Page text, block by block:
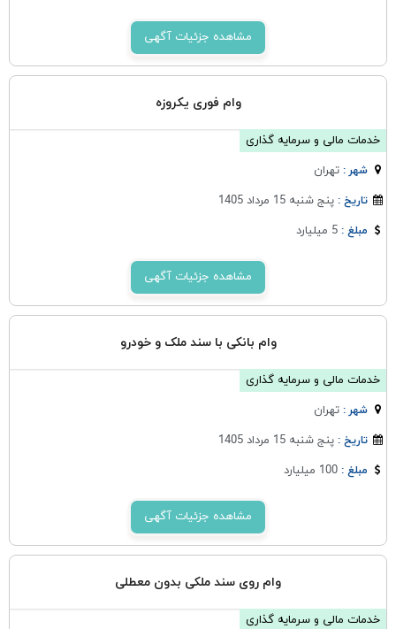
مشاهده جزئیات آگهی
وام فوری یکروزه
خدمات مالی و سرمایه گذاری
شهر :تهران
تاریخ :پنج شنبه 15 مرداد 1405
مبلغ :5 میلیارد
مشاهده جزئیات آگهی
وام بانکی با سند ملک و خودرو
خدمات مالی و سرمایه گذاری
شهر :تهران
تاریخ :پنج شنبه 15 مرداد 1405
مبلغ :100 میلیارد
مشاهده جزئیات آگهی
وام روی سند ملکی بدون معطلی
خدمات مالی و سرمایه گذاری